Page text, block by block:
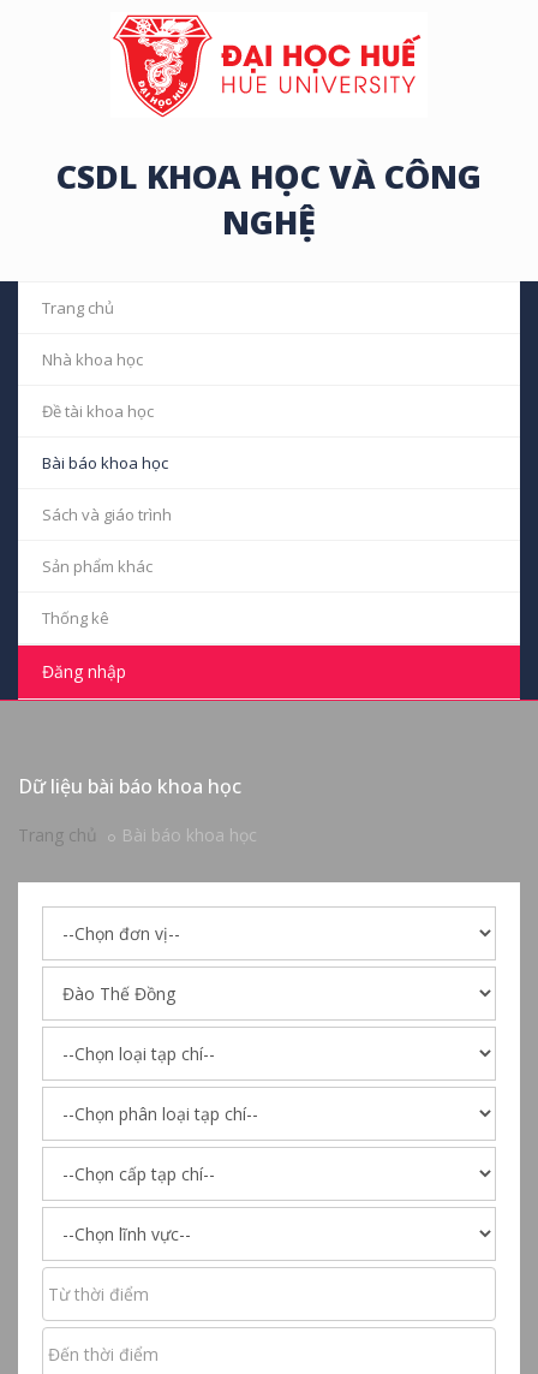
CSDL KHOA HỌC VÀ CÔNG
NGHỆ
Trang chủ
Nhà khoa học
Đề tài khoa học
Bài báo khoa học
Sách và giáo trình
Sản phẩm khác
Thống kê
Đăng nhập
Dữ liệu bài báo khoa học
Trang chủ Bài báo khoa học